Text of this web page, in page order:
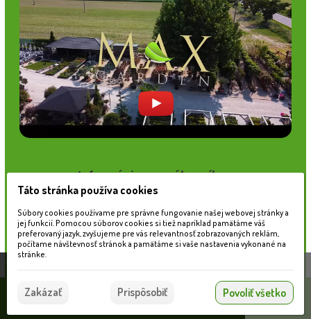
Informácie pre zákazníkov
Blog
Obchodné podmienky
Ochrana osobných údajov
Platobné možnosti
© 2026 WEXBO |www.wexbo.com | Prihlásiť
Táto stránka používa súbory cookies, ktoré nám
pomáhajú poskytovať služby. Používaním našich
služieb vyjadrujete súhlas s používaním súborov
Súhlasím
Táto stránka používa cookies
Súbory cookies používame pre správne fungovanie našej webovej stránky a
jej funkcií. Pomocou súborov cookies si tiež napríklad pamätáme váš
preferovaný jazyk, zvyšujeme pre vás relevantnosť zobrazovaných reklám,
počítame návštevnosť stránok a pamätáme si vaše nastavenia vykonané na
stránke.
Zakázať Prispôsobiť Povoliť všetko